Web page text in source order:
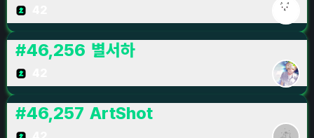
#46,256 별서하
#46,257 ArtShot